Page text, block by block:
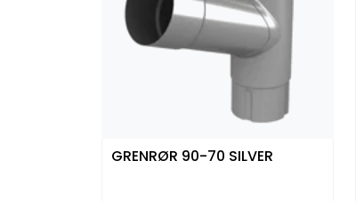
GRENRØR 90-70 SILVER